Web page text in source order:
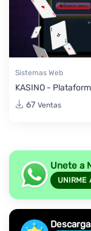
Sistemas Web
KASINO -
67 Ventas
Unete a
UNIRME